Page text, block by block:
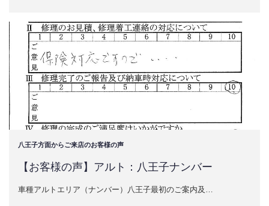
八王子方面からご来店のお客様の声
【お客様の声】アルト：八王子ナンバー
車種アルトエリア（ナンバー）八王子最初のご案内及…